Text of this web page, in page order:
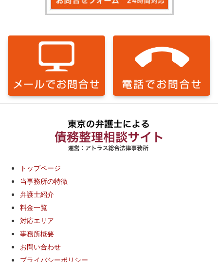
トップページ
当事務所の特徴
弁護士紹介
料金一覧
対応エリア
事務所概要
お問い合わせ
プライバシーポリシー